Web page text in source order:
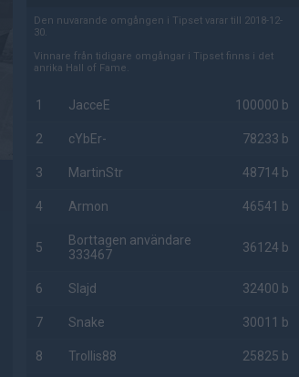
Den nuvarande omgången i Tipset varar till 2018-12-
30.
Vinnare från tidigare omgångar i Tipset finns i det
anrika Hall of Fame.
1 JacceE 100000 b
2 cYbEr- 78233 b
3 MartinStr 48714 b
4 Armon 46541 b
5
Borttagen användare
333467
36124 b
6 Slajd 32400 b
7 Snake 30011 b
8 Trollis88 25825 b